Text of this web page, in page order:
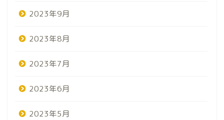
2023年9月
2023年8月
2023年7月
2023年6月
2023年5月